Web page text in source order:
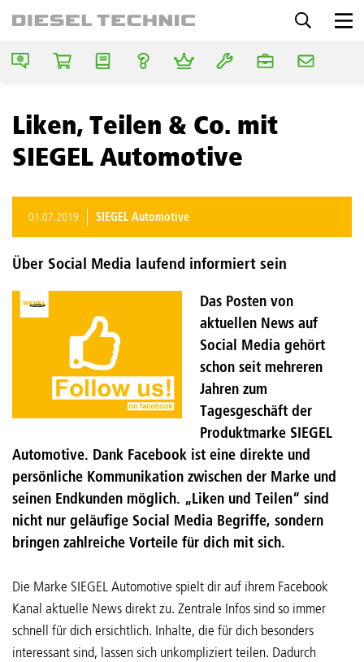
Liken, Teilen & Co. mit
SIEGEL Automotive
01.07.2019 SIEGEL Automotive
Über Social Media laufend informiert sein
Das Posten von
aktuellen News auf
Social Media gehört
schon seit mehreren
Jahren zum
Tagesgeschäft der
Produktmarke SIEGEL
Automotive. Dank Facebook ist eine direkte und
persönliche Kommunikation zwischen der Marke und
seinen Endkunden möglich. „Liken und Teilen“ sind
nicht nur geläufige Social Media Begriffe, sondern
bringen zahlreiche Vorteile für dich mit sich.
Die Marke SIEGEL Automotive spielt dir auf ihrem Facebook
Kanal aktuelle News direkt zu. Zentrale Infos sind so immer
schnell für dich ersichtlich. Inhalte, die für dich besonders
interessant sind, lassen sich unkompliziert teilen. Dadurch